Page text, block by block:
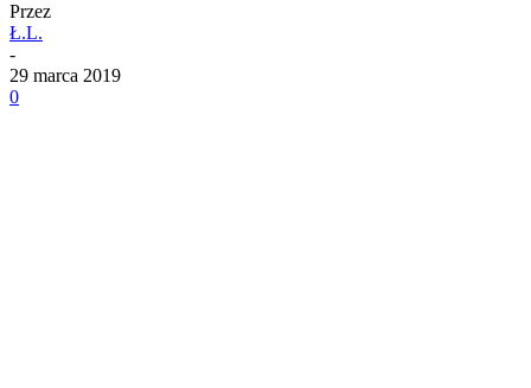
Przez
Ł.L.
-
29 marca 2019
0